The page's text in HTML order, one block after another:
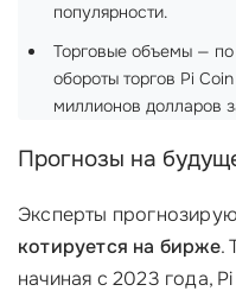
популярности.
Торговые объемы —
обороты торгов Pi
миллионов долларов
Прогнозы на
Эксперты
котируется на бирже.
начиная с 2023 года,